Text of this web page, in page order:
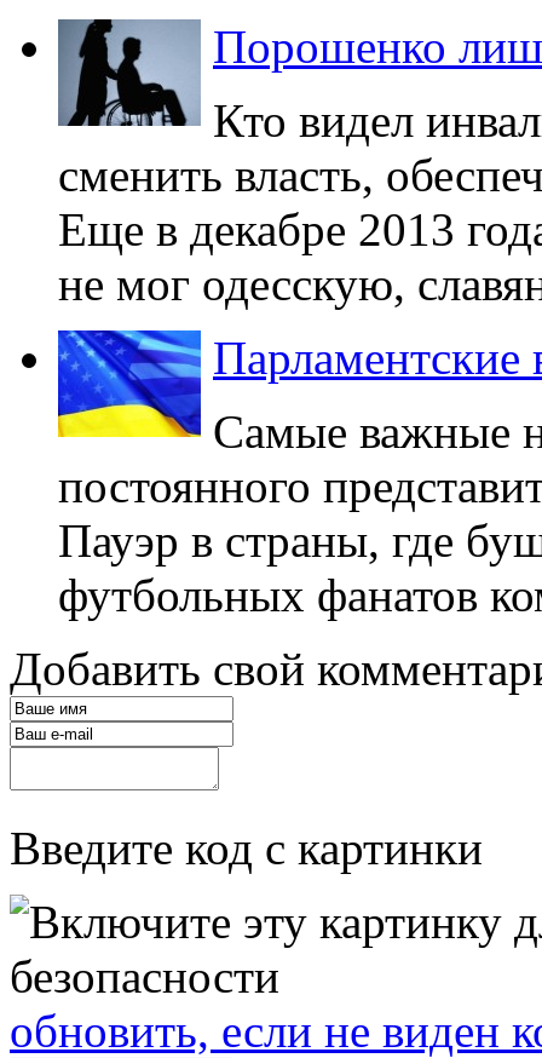
Порошенко
Кто видел
сменить власть,
Еще в декабре 2013
не мог одесскую,
Самые важные
постоянного
Пауэр в страны, где
футбольных фанатов
Добавить свой
Введите код с картинки
обновить, если не виден